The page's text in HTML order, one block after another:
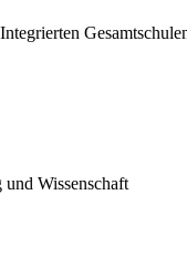
Wissenschaft